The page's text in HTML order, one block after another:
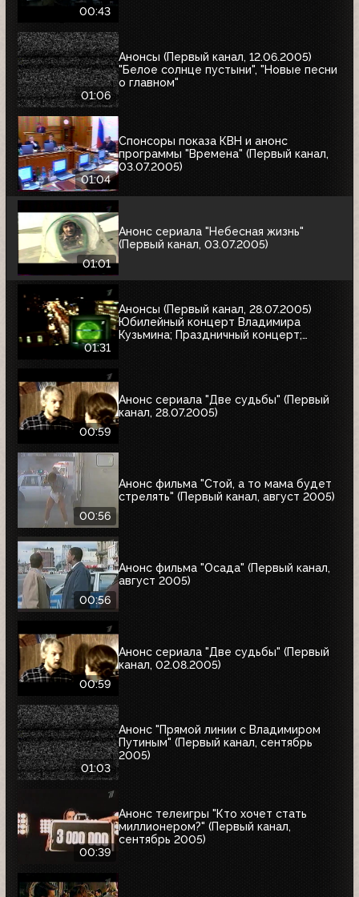
00:43
01:06
Анонсы (Первый канал, 12.06.2005)
"Белое солнце пустыни", "Новые песни
о главном"
01:04
Спонсоры показа КВН и анонс
программы "Времена" (Первый канал,
03.07.2005)
01:01
Анонс сериала "Небесная жизнь"
(Первый канал, 03.07.2005)
01:31
Анонсы (Первый канал, 28.07.2005)
Юбилейный концерт Владимира
Кузьмина; Праздничный концерт;
00:59
Анонс сериала "Две судьбы" (Первый
канал, 28.07.2005)
00:56
Анонс фильма "Стой, а то мама будет
стрелять" (Первый канал, август 2005)
00:56
Анонс фильма "Осада" (Первый канал,
август 2005)
00:59
Анонс сериала "Две судьбы" (Первый
канал, 02.08.2005)
01:03
Анонс "Прямой линии с Владимиром
Путиным" (Первый канал, сентябрь
2005)
00:39
Анонс телеигры "Кто хочет стать
миллионером?" (Первый канал,
сентябрь 2005)